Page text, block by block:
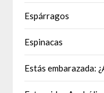
Espárragos
Espinacas
Estás embarazada: